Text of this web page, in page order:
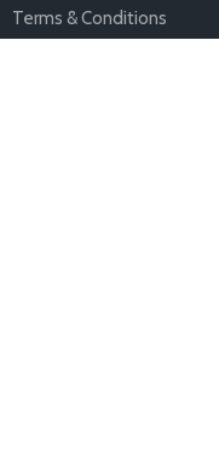
Terms & Conditions